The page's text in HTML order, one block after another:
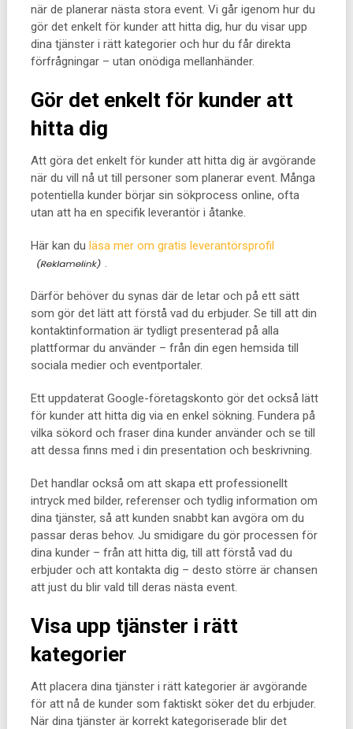
när de planerar nästa stora event. Vi går igenom hur du
gör det enkelt för kunder att hitta dig, hur du visar upp
dina tjänster i rätt kategorier och hur du får direkta
förfrågningar – utan onödiga mellanhänder.
Gör det enkelt för kunder att
hitta dig
Att göra det enkelt för kunder att hitta dig är avgörande
när du vill nå ut till personer som planerar event. Många
potentiella kunder börjar sin sökprocess online, ofta
utan att ha en specifik leverantör i åtanke.
Här kan du läsa mer om gratis leverantörsprofil
.
Därför behöver du synas där de letar och på ett sätt
som gör det lätt att förstå vad du erbjuder. Se till att din
kontaktinformation är tydligt presenterad på alla
plattformar du använder – från din egen hemsida till
sociala medier och eventportaler.
Ett uppdaterat Google-företagskonto gör det också lätt
för kunder att hitta dig via en enkel sökning. Fundera på
vilka sökord och fraser dina kunder använder och se till
att dessa finns med i din presentation och beskrivning.
Det handlar också om att skapa ett professionellt
intryck med bilder, referenser och tydlig information om
dina tjänster, så att kunden snabbt kan avgöra om du
passar deras behov. Ju smidigare du gör processen för
dina kunder – från att hitta dig, till att förstå vad du
erbjuder och att kontakta dig – desto större är chansen
att just du blir vald till deras nästa event.
Visa upp tjänster i rätt
kategorier
Att placera dina tjänster i rätt kategorier är avgörande
för att nå de kunder som faktiskt söker det du erbjuder.
När dina tjänster är korrekt kategoriserade blir det